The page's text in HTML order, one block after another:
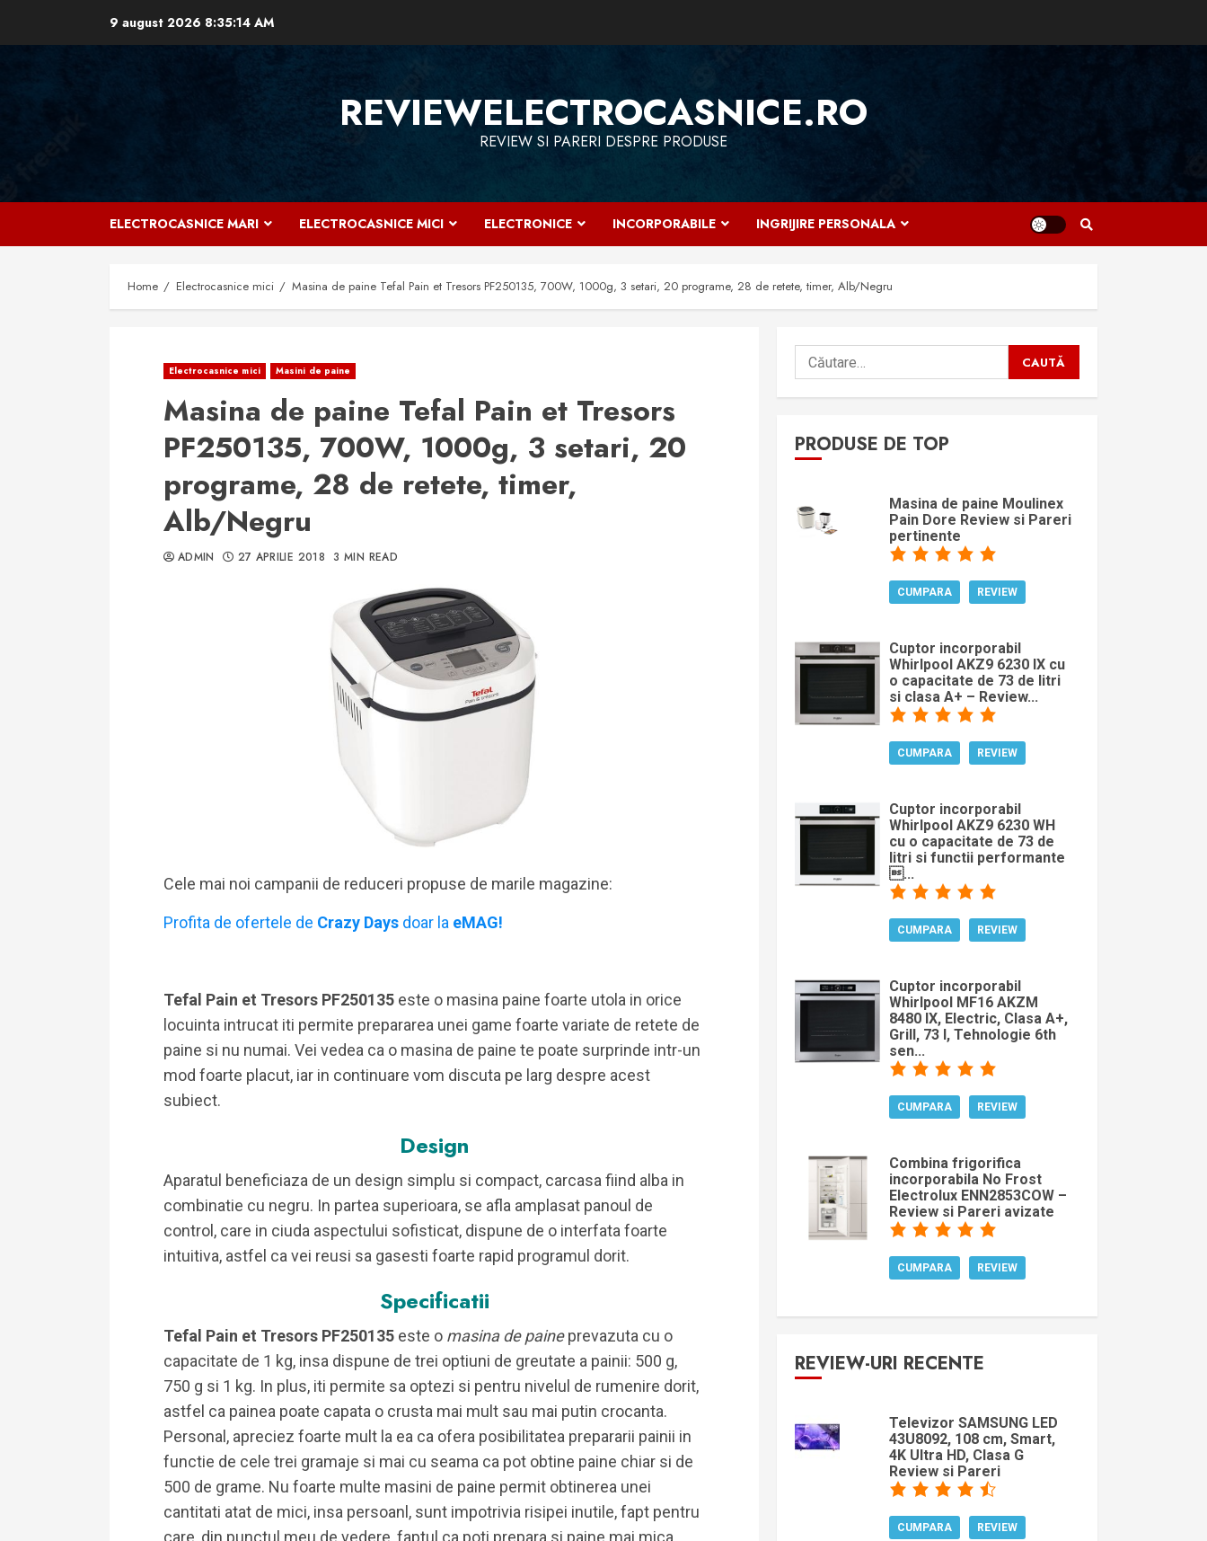
9 august 2026 8:35:15 AM
REVIEWELECTROCASNICE.RO
REVIEW SI PARERI DESPRE PRODUSE
ELECTROCASNICE MARI ELECTROCASNICE MICI ELECTRONICE INCORPORABILE INGRIJIRE PERSONALA
Home Electrocasnice mici Masina de paine Tefal Pain et Tresors PF250135, 700W, 1000g, 3 setari, 20 programe, 28 de retete, timer, Alb/Negru
Electrocasnice mici Masini de paine
Masina de paine Tefal Pain et Tresors
PF250135, 700W, 1000g, 3 setari, 20
programe, 28 de retete, timer,
Alb/Negru
ADMIN 27 APRILIE 2018 3 MIN READ
Cele mai noi campanii de reduceri propuse de marile magazine:
Profita de ofertele de Crazy Days doar la eMAG!
Tefal Pain et Tresors PF250135 este o masina paine foarte utola in orice
locuinta intrucat iti permite prepararea unei game foarte variate de retete de
paine si nu numai. Vei vedea ca o masina de paine te poate surprinde intr-un
mod foarte placut, iar in continuare vom discuta pe larg despre acest
subiect.
Design
Aparatul beneficiaza de un design simplu si compact, carcasa fiind alba in
combinatie cu negru. In partea superioara, se afla amplasat panoul de
control, care in ciuda aspectului sofisticat, dispune de o interfata foarte
intuitiva, astfel ca vei reusi sa gasesti foarte rapid programul dorit.
Specificatii
Tefal Pain et Tresors PF250135 este o masina de paineprevazuta cu o
capacitate de 1 kg, insa dispune de trei optiuni de greutate a painii: 500 g,
750 g si 1 kg. In plus, iti permite sa optezi si pentru nivelul de rumenire dorit,
astfel ca painea poate capata o crusta mai mult sau mai putin crocanta.
Personal, apreciez foarte mult la ea ca ofera posibilitatea prepararii painii in
functie de cele trei gramaje si mai cu seama ca pot obtine paine chiar si de
500 de grame. Nu foarte multe masini de paine permit obtinerea unei
cantitati atat de mici, insa persoanl, sunt impotrivia risipei inutile, fapt pentru
care, din punctul meu de vedere, faptul ca poti prepara si paine mai mica
Caută
după:
PRODUSE DE TOP
Masina de paine Moulinex
Pain Dore Review si Pareri
pertinente
CUMPARA REVIEW
Cuptor incorporabil
Whirlpool AKZ9 6230 IX cu
o capacitate de 73 de litri
si clasa A+ – Review...
CUMPARA REVIEW
Cuptor incorporabil
Whirlpool AKZ9 6230 WH
cu o capacitate de 73 de
litri si functii performante
...
CUMPARA REVIEW
Cuptor incorporabil
Whirlpool MF16 AKZM
8480 IX, Electric, Clasa A+,
Grill, 73 l, Tehnologie 6th
sen...
CUMPARA REVIEW
Combina frigorifica
incorporabila No Frost
Electrolux ENN2853COW –
Review si Pareri avizate
CUMPARA REVIEW
REVIEW-URI RECENTE
Televizor SAMSUNG LED
43U8092, 108 cm, Smart,
4K Ultra HD, Clasa G
Review si Pareri
CUMPARA REVIEW